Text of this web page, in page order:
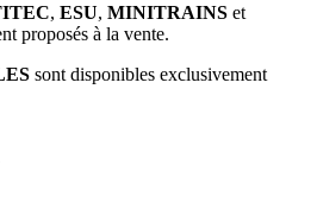
, ESU, MINITRAINS et
proposés à la vente.
sont disponibles exclusivement